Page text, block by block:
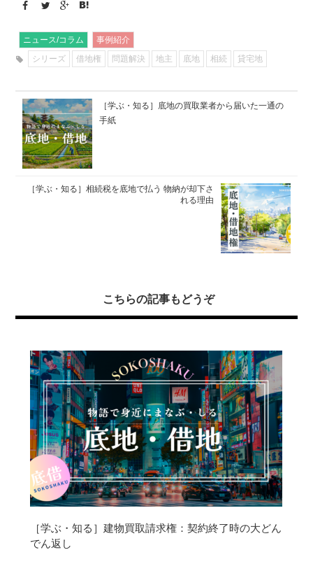
ニュース/コラム
事例紹介
シリーズ
借地権 問題解決 地主 底地 相続 貸宅地
［学ぶ・知る］底地の買取業者から届いた一通の
手紙
［学ぶ・知る］相続税を底地で払う 物納が却下さ
れる理由
こちらの記事もどうぞ
［学ぶ・知る］建物買取請求権：契約終了時の大どん
でん返し